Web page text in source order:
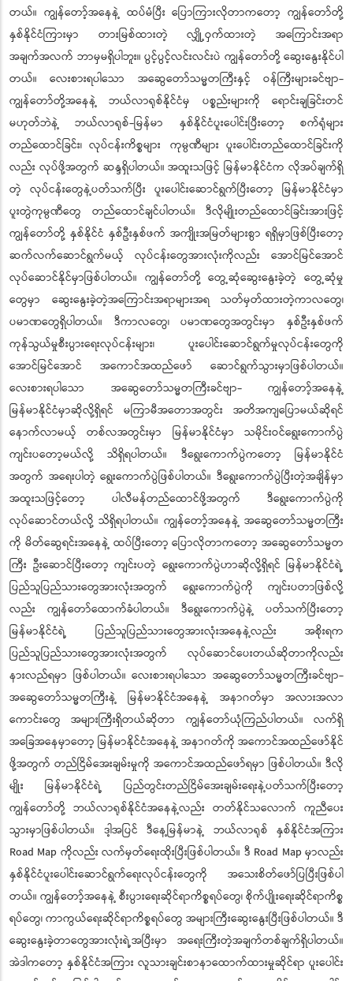
တယ်။ ကျွန်တော့်အနေနဲ့ ထပ်မံပြီး ပြောကြားလိုတာကတော့ ကျွန်တော်တို့
နှစ်နိုင်ငံကြားမှာ တားမြစ်ထားတဲ့ လျှို့ဝှက်ထားတဲ့ အကြောင်းအရာ
အချက်အလက် ဘာမှမရှိပါဘူး။ ပွင့်ပွင့်လင်းလင်းပဲ ကျွန်တော်တို့ ဆွေးနွေးနိုင်ပါ
တယ်။ လေးစားရပါသော အဆွေတော်သမ္မတကြီးနှင့် ဝန်ကြီးများခင်ဗျာ-
ကျွန်တော်တို့အနေနဲ့ ဘယ်လာရုစ်နိုင်ငံမှ ပစ္စည်းများကို ရောင်းချခြင်းတင်
မဟုတ်ဘဲနဲ့ ဘယ်လာရုစ်-မြန်မာ နှစ်နိုင်ငံပူးပေါင်းပြီးတော့ စက်ရုံများ
တည်ထောင်ခြင်း၊ လုပ်ငန်းကိစ္စများ ကုမ္ပဏီများ ပူးပေါင်းတည်ထောင်ခြင်းကို
လည်း လုပ်ဖို့အတွက် ဆန္ဒရှိပါတယ်။ အထူးသဖြင့် မြန်မာနိုင်ငံက လိုအပ်ချက်ရှိ
တဲ့ လုပ်ငန်းတွေနဲ့ပတ်သက်ပြီး ပူးပေါင်းဆောင်ရွက်ပြီးတော့ မြန်မာနိုင်ငံမှာ
ပူးတွဲကုမ္ပဏီတွေ တည်ထောင်ချင်ပါတယ်။ ဒီလိုမျိုးတည်ထောင်ခြင်းအားဖြင့်
ကျွန်တော်တို့ နှစ်နိုင်ငံ နှစ်ဦးနှစ်ဖက် အကျိုးအမြတ်များစွာ ရရှိမှာဖြစ်ပြီးတော့
ဆက်လက်ဆောင်ရွက်မယ့် လုပ်ငန်းတွေအားလုံးကိုလည်း အောင်မြင်အောင်
လုပ်ဆောင်နိုင်မှာဖြစ်ပါတယ်။ ကျွန်တော်တို့ တွေ့ဆုံဆွေးနွေးခဲ့တဲ့ တွေ့ဆုံမှု
တွေမှာ ဆွေးနွေးခဲ့တဲ့အကြောင်းအရာများအရ သတ်မှတ်ထားတဲ့ကာလတွေ၊
ပမာဏတွေရှိပါတယ်။ ဒီကာလတွေ၊ ပမာဏတွေအတွင်းမှာ နှစ်ဦးနှစ်ဖက်
ကုန်သွယ်မှုစီးပွားရေးလုပ်ငန်းများ၊ ပူးပေါင်းဆောင်ရွက်မှုလုပ်ငန်းတွေကို
အောင်မြင်အောင် အကောင်အထည်ဖော် ဆောင်ရွက်သွားမှာဖြစ်ပါတယ်။
လေးစားရပါသော အဆွေတော်သမ္မတကြီးခင်ဗျာ- ကျွန်တော့်အနေနဲ့
မြန်မာနိုင်ငံမှာဆိုလို့ရှိရင် မကြာမီအတောအတွင်း အတိအကျပြောမယ်ဆိုရင်
နောက်လာမယ့် တစ်လအတွင်းမှာ မြန်မာနိုင်ငံမှာ သမိုင်းဝင်ရွေးကောက်ပွဲ
ကျင်းပတော့မယ်လို့ သိရှိရပါတယ်။ ဒီရွေးကောက်ပွဲကတော့ မြန်မာနိုင်ငံ
အတွက် အရေးပါတဲ့ ရွေးကောက်ပွဲဖြစ်ပါတယ်။ ဒီရွေးကောက်ပွဲပြီးတဲ့အချိန်မှာ
အထူးသဖြင့်တော့ ပါလီမန်တည်ထောင်ဖို့အတွက် ဒီရွေးကောက်ပွဲကို
လုပ်ဆောင်တယ်လို့ သိရှိရပါတယ်။ ကျွန်တော့်အနေနဲ့ အဆွေတော်သမ္မတကြီး
ကို မိတ်ဆွေရင်းအနေနဲ့ ထပ်ပြီးတော့ ပြောလိုတာကတော့ အဆွေတော်သမ္မတ
ကြီး ဦးဆောင်ပြီးတော့ ကျင်းပတဲ့ ရွေးကောက်ပွဲဟာဆိုလို့ရှိရင် မြန်မာနိုင်ငံရဲ့
ပြည်သူပြည်သားတွေအားလုံးအတွက် ရွေးကောက်ပွဲကို ကျင်းပတာဖြစ်လို့
လည်း ကျွန်တော်ထောက်ခံပါတယ်။ ဒီရွေးကောက်ပွဲနဲ့ ပတ်သက်ပြီးတော့
မြန်မာနိုင်ငံရဲ့ ပြည်သူပြည်သားတွေအားလုံးအနေနဲ့လည်း အစိုးရက
ပြည်သူပြည်သားတွေအားလုံးအတွက် လုပ်ဆောင်ပေးတယ်ဆိုတာကိုလည်း
နားလည်ရမှာ ဖြစ်ပါတယ်။ လေးစားရပါသော အဆွေတော်သမ္မတကြီးခင်ဗျာ-
အဆွေတော်သမ္မတကြီးနဲ့ မြန်မာနိုင်ငံအနေနဲ့ အနာဂတ်မှာ အလားအလာ
ကောင်းတွေ အများကြီးရှိတယ်ဆိုတာ ကျွန်တော်ယုံကြည်ပါတယ်။ လက်ရှိ
အခြေအနေမှာတော့ မြန်မာနိုင်ငံအနေနဲ့ အနာဂတ်ကို အကောင်အထည်ဖော်နိုင်
ဖို့အတွက် တည်ငြိမ်အေးချမ်းမှုကို အကောင်အထည်ဖော်ရမှာ ဖြစ်ပါတယ်။ ဒီလို
မျိုး မြန်မာနိုင်ငံရဲ့ ပြည်တွင်းတည်ငြိမ်အေးချမ်းရေးနဲ့ပတ်သက်ပြီးတော့
ကျွန်တော်တို့ ဘယ်လာရုစ်နိုင်ငံအနေနဲ့လည်း တတ်နိုင်သလောက် ကူညီပေး
သွားမှာဖြစ်ပါတယ်။ ဒါ့အပြင် ဒီနေ့မြန်မာနဲ့ ဘယ်လာရုစ် နှစ်နိုင်ငံအကြား
Road Map ကိုလည်း လက်မှတ်ရေးထိုးပြီးဖြစ်ပါတယ်။ ဒီ Road Map မှာလည်း
နှစ်နိုင်ငံပူးပေါင်းဆောင်ရွက်ရေးလုပ်ငန်းတွေကို အသေးစိတ်ဖော်ပြပြီးဖြစ်ပါ
တယ်။ ကျွန်တော့်အနေနဲ့ စီးပွားရေးဆိုင်ရာကိစ္စရပ်တွေ၊ စိုက်ပျိုးရေးဆိုင်ရာကိစ္စ
ရပ်တွေ၊ ကာကွယ်ရေးဆိုင်ရာကိစ္စရပ်တွေ အများကြီးဆွေးနွေးပြီးဖြစ်ပါတယ်။ ဒီ
ဆွေးနွေးခဲ့တာတွေအားလုံးရဲ့အပြီးမှာ အရေးကြီးတဲ့အချက်တစ်ချက်ရှိပါတယ်။
အဲဒါကတော့ နှစ်နိုင်ငံအကြား လူသားချင်းစာနာထောက်ထားမှုဆိုင်ရာ ပူးပေါင်း